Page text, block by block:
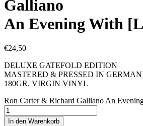
Galliano
An Evening With
€24,50
DELUXE GATEFOLD EDITION
MASTERED & PRESSED IN
180GR. VIRGIN VINYL
Ron Carter & Richard Galliano An
In den Warenkorb